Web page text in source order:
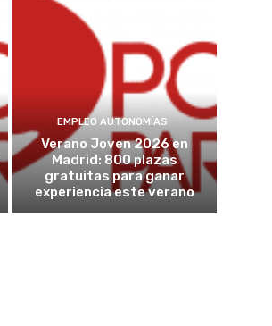
EMPLEO AUTONOMÍAS
Verano Joven 2026 en
Madrid: 800 plazas
gratuitas para ganar
experiencia este verano